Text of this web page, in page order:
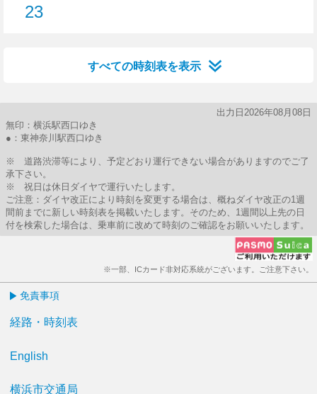
23
すべての時刻表を表示
出力日2026年08月08日
無印：横浜駅西口ゆき
●：東神奈川駅西口ゆき
※ 道路渋滞等により、予定どおり運行できない場合がありますのでご了
承下さい。
※ 祝日は休日ダイヤで運行いたします。
ご注意：ダイヤ改正により時刻を変更する場合は、概ねダイヤ改正の1週
間前までに新しい時刻表を掲載いたします。そのため、1週間以上先の日
付を検索した場合は、乗車前に改めて時刻のご確認をお願いいたします。
※一部、ICカード非対応系統がございます。ご注意下さい。
免責事項
経路・時刻表
English
横浜市交通局